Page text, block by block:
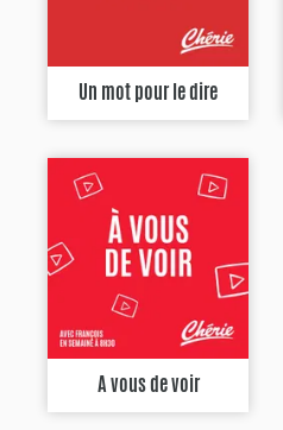
Un mot pour le dire
A vous de voir